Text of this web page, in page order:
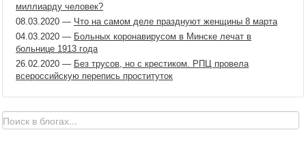
миллиарду человек?
08.03.2020 — Что на самом деле празднуют женщины 8 марта
04.03.2020 — Больных коронавирусом в Минске лечат в
больнице 1913 года
26.02.2020 — Без трусов, но с крестиком. РПЦ провела
всероссийскую перепись проституток